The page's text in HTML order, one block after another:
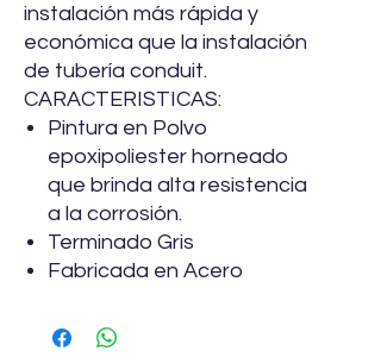
instalación más rápida y
económica que la instalación
de tubería conduit.
CARACTERISTICAS:
Pintura en Polvo
epoxipoliester horneado
que brinda alta resistencia
a la corrosión.
Terminado Gris
Fabricada en Acero